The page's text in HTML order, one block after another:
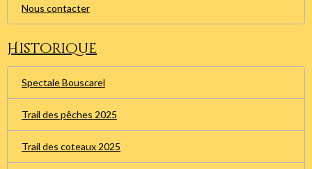
Nous contacter
Historique
Spectale Bouscarel
Trail des pêches 2025
Trail des coteaux 2025